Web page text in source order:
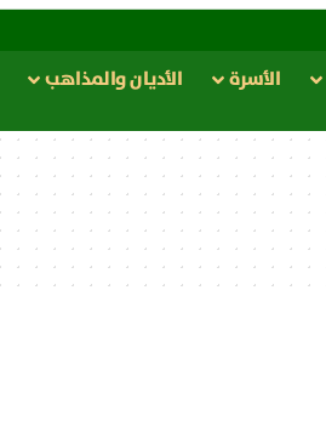
الأسرة الأدیان والمذاهب